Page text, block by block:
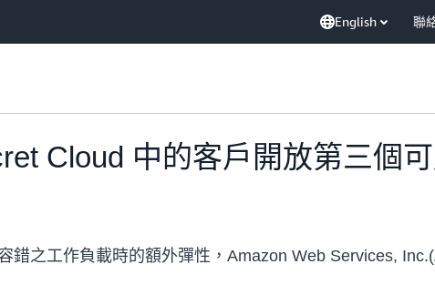
English 聯
Cloud 中的客戶開放第三個
錯之工作負載時的額外彈性，Amazon Web Services,